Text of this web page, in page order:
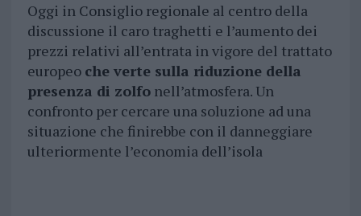
Oggi in Consiglio regionale al centro della
discussione il caro traghetti e l’aumento dei
prezzi relativi all’entrata in vigore del trattato
europeo che verte sulla riduzione della
presenza di zolfonell’atmosfera. Un
confronto per cercare una soluzione ad una
situazione che finirebbe con il danneggiare
ulteriormente l’economia dell’isola